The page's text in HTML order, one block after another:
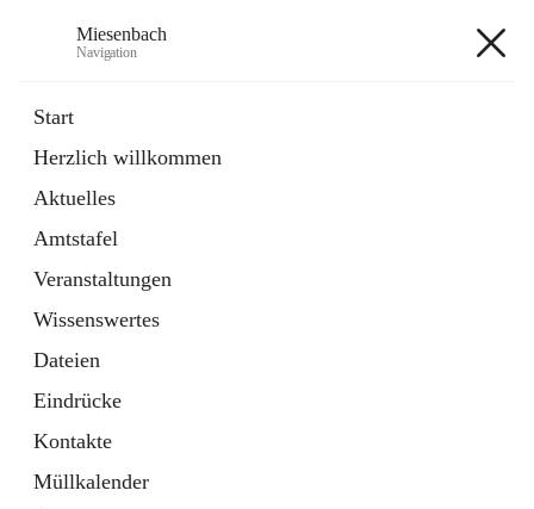
Miesenbach
Navigation
Start
Herzlich willkommen
Aktuelles
Amtstafel
Veranstaltungen
Wissenswertes
Dateien
Eindrücke
Kontakte
Müllkalender
Externe Webseite
in
Tab
Region Schneebergland
Externe Webseite
öffnet
in
neuem
Tab